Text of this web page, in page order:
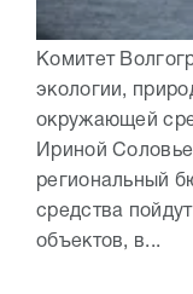
Комитет
экологии,
окружающей
Ириной
региональный
средства
объектов, в...